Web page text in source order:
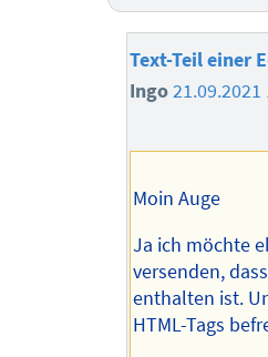
Text-Teil einer
Ingo21.09.2021
Moin Auge
Ja ich möchte
versenden,
enthalten ist.
HTML-Tags